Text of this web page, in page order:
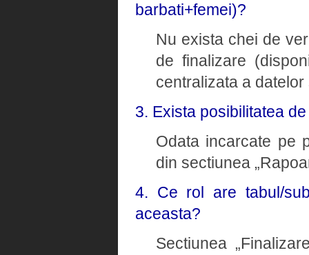
barbati+femei)?
Nu exista chei de
de finalizare
centralizata a
3. Exista posibilitatea
Odata incarcate pe
din sectiunea
4. Ce rol are tabul/
aceasta?
Sectiunea